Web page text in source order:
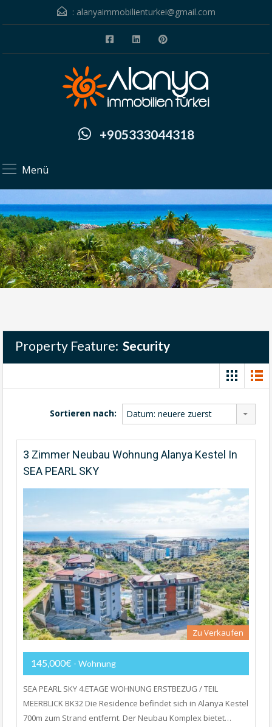
: alanyaimmobilienturkei@gmail.com
+905333044318
Menü
Property Feature: Security
Sortieren nach: Datum: neuere zuerst
3 Zimmer Neubau Wohnung Alanya Kestel In
SEA PEARL SKY
Zu Verkaufen
145,000€ - Wohnung
SEA PEARL SKY 4.ETAGE WOHNUNG ERSTBEZUG / TEIL
MEERBLICK BK32 Die Residence befindet sich in Alanya Kestel
700m zum Strand entfernt. Der Neubau Komplex bietet…